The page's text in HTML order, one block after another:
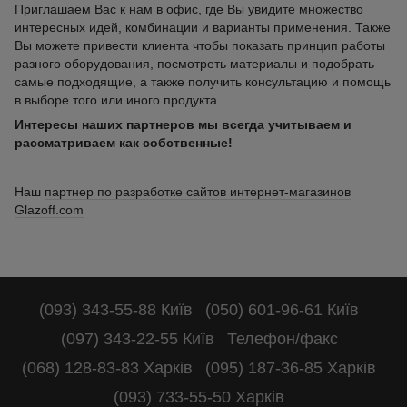
Приглашаем Вас к нам в офис, где Вы увидите множество
интересных идей, комбинации и варианты применения. Также
Вы можете привести клиента чтобы показать принцип работы
разного оборудования, посмотреть материалы и подобрать
самые подходящие, а также получить консультацию и помощь
в выборе того или иного продукта.
Интересы наших партнеров мы всегда учитываем и
рассматриваем как собственные!
Наш партнер по разработке сайтов интернет-магазинов
Glazoff.com
(093) 343-55-88 Київ
(050) 601-96-61 Київ
(097) 343-22-55 Київ
Телефон/факс
(068) 128-83-83 Харків
(095) 187-36-85 Харків
(093) 733-55-50 Харків